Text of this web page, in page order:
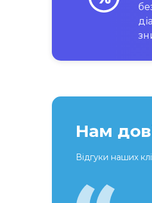
Нам
Відгуки наших